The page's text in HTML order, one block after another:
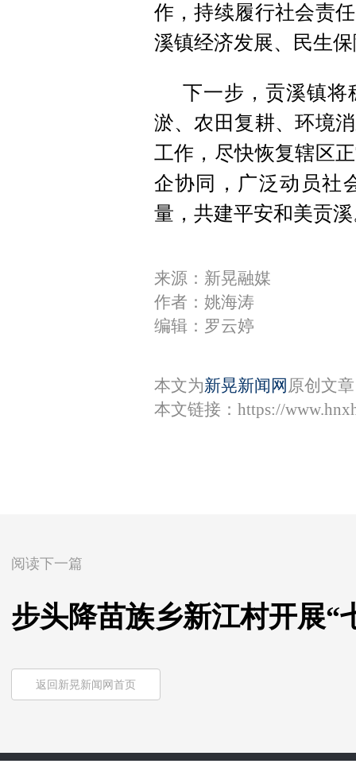
作，持续履行社会责
溪镇经济发展、民生
下一步，贡溪镇将
淤、农田复耕、环境
工作，尽快恢复辖区
企协同，广泛动员社
量，共建平安和美贡
来源：新晃融媒
作者：姚海涛
编辑：罗云婷
本文为新晃新闻网 原创文
本文链接： https://
阅读下一篇
步头降苗族乡新江村开展“
返回新晃新闻网首页